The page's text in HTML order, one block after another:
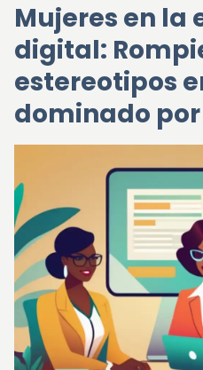
Mujeres en la
digital:
estereotipos
dominado